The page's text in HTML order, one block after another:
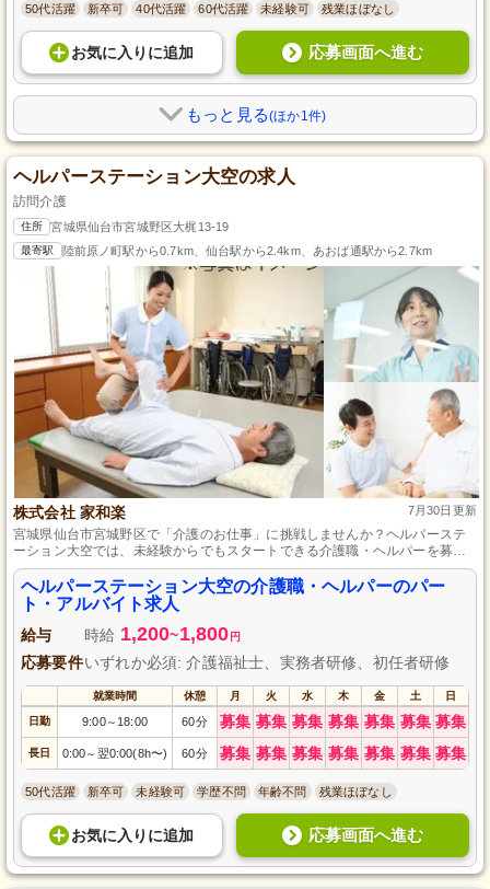
50代活躍 新卒可 40代活躍 60代活躍 未経験可 残業ほぼなし
お気に入り に追加 応募画面へ進む
もっと見る(ほか1件)
ヘルパーステーション大空の求人
訪問介護
住所 宮城県仙台市宮城野区大梶13-19
最寄駅 陸前原ノ町駅から0.7km、仙台駅から2.4km、あおば通駅から2.7km
株式会社 家和楽 7月30日更新
宮城県仙台市宮城野区で「介護のお仕事」に挑戦しませんか？ヘルパーステ
ーション大空では、未経験からでもスタートできる介護職・ヘルパーを募集
中。初任者研修と運転免許証があれば、あなたも地域の利用者様の自立と快
適な生活をサポートできる素晴らしい環境です。パート・アルバイトとして
柔軟な働き方ができ、あなたの成長をしっかり支援します。あなたの人生経
験を活かして、思いやりのある介護を提供してください。
ヘルパーステーション大空の介護職・ヘルパーのパー
ト・アルバイト求人
給与 時給 1,200~1,800 円
応募要件いずれか必須: 介護福祉士、実務者研修、初任者研修
就業時間 休憩 月 火 水 木 金 土 日
日勤 9:00～ 18:00 60分 募集 募集 募集 募集 募集 募集 募集
長日 0:00～ 翌0:00(8h〜) 60分 募集 募集 募集 募集 募集 募集 募集
50代活躍 新卒可 未経験可 学歴不問 年齢不問 残業ほぼなし
お気に入り に追加 応募画面へ進む